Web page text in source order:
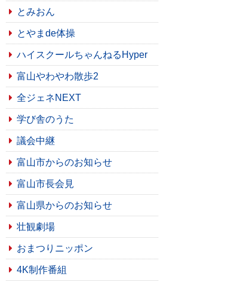
とみおん
とやまde体操
ハイスクールちゃんねるHyper
富山やわやわ散歩2
全ジェネNEXT
学び舎のうた
議会中継
富山市からのお知らせ
富山市長会見
富山県からのお知らせ
壮観劇場
おまつりニッポン
4K制作番組